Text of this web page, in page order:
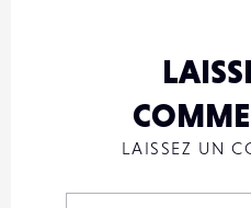
LAISSEZ UN